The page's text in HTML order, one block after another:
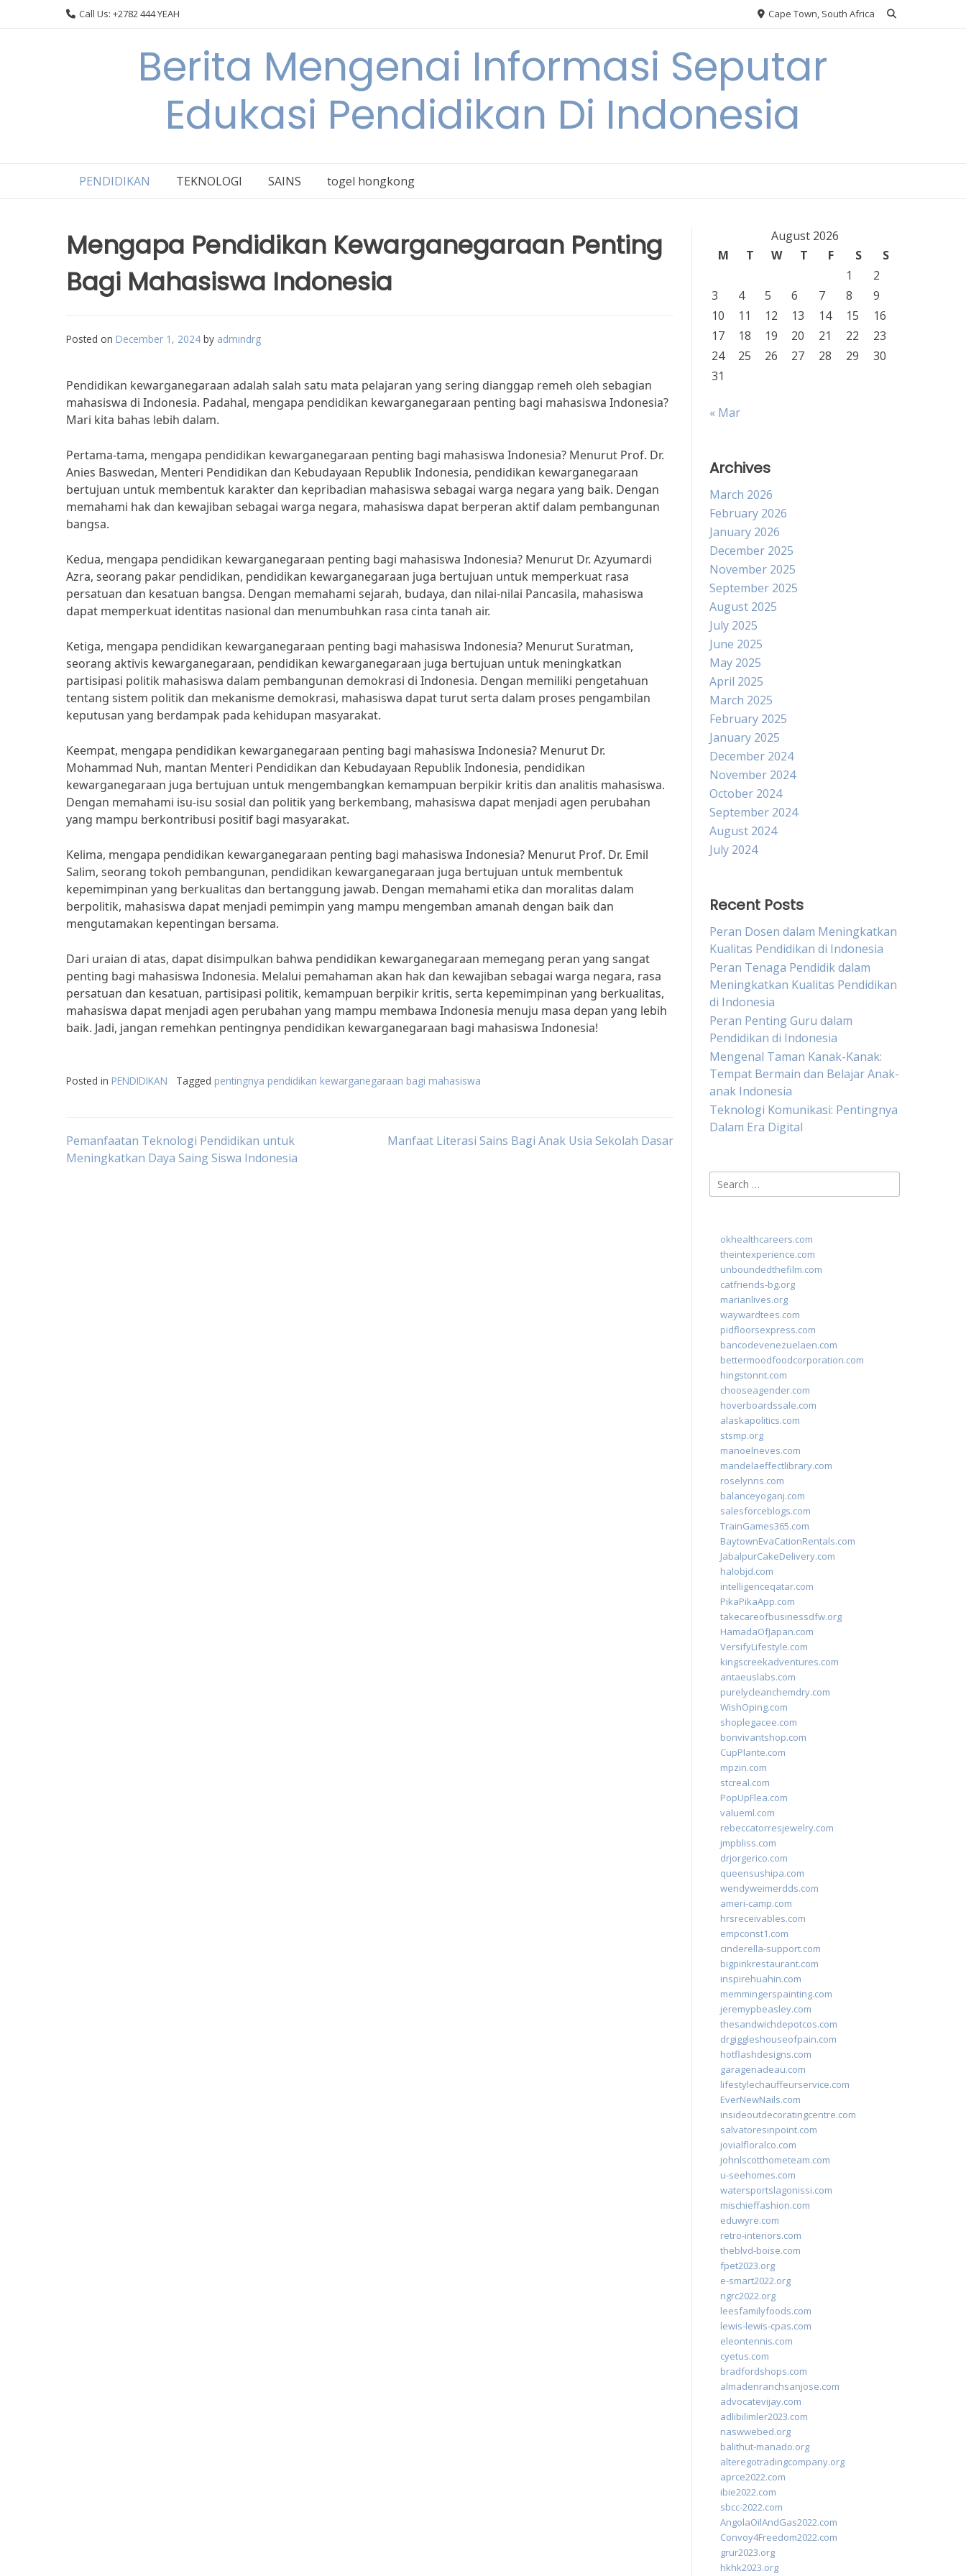
Call Us: +2782 444 YEAH Cape Town, South Africa
Berita Mengenai Informasi Seputar
Edukasi Pendidikan Di Indonesia
PENDIDIKAN TEKNOLOGI SAINS togel hongkong
Mengapa Pendidikan Kewarganegaraan Penting
Bagi Mahasiswa Indonesia
Posted on December 1, 2024 by admindrg
Pendidikan kewarganegaraan adalah salah satu mata pelajaran yang sering dianggap remeh oleh sebagian
mahasiswa di Indonesia. Padahal, mengapa pendidikan kewarganegaraan penting bagi mahasiswa Indonesia?
Mari kita bahas lebih dalam.
Pertama-tama, mengapa pendidikan kewarganegaraan penting bagi mahasiswa Indonesia? Menurut Prof. Dr.
Anies Baswedan, Menteri Pendidikan dan Kebudayaan Republik Indonesia, pendidikan kewarganegaraan
bertujuan untuk membentuk karakter dan kepribadian mahasiswa sebagai warga negara yang baik. Dengan
memahami hak dan kewajiban sebagai warga negara, mahasiswa dapat berperan aktif dalam pembangunan
bangsa.
Kedua, mengapa pendidikan kewarganegaraan penting bagi mahasiswa Indonesia? Menurut Dr. Azyumardi
Azra, seorang pakar pendidikan, pendidikan kewarganegaraan juga bertujuan untuk memperkuat rasa
persatuan dan kesatuan bangsa. Dengan memahami sejarah, budaya, dan nilai-nilai Pancasila, mahasiswa
dapat memperkuat identitas nasional dan menumbuhkan rasa cinta tanah air.
Ketiga, mengapa pendidikan kewarganegaraan penting bagi mahasiswa Indonesia? Menurut Suratman,
seorang aktivis kewarganegaraan, pendidikan kewarganegaraan juga bertujuan untuk meningkatkan
partisipasi politik mahasiswa dalam pembangunan demokrasi di Indonesia. Dengan memiliki pengetahuan
tentang sistem politik dan mekanisme demokrasi, mahasiswa dapat turut serta dalam proses pengambilan
keputusan yang berdampak pada kehidupan masyarakat.
Keempat, mengapa pendidikan kewarganegaraan penting bagi mahasiswa Indonesia? Menurut Dr.
Mohammad Nuh, mantan Menteri Pendidikan dan Kebudayaan Republik Indonesia, pendidikan
kewarganegaraan juga bertujuan untuk mengembangkan kemampuan berpikir kritis dan analitis mahasiswa.
Dengan memahami isu-isu sosial dan politik yang berkembang, mahasiswa dapat menjadi agen perubahan
yang mampu berkontribusi positif bagi masyarakat.
Kelima, mengapa pendidikan kewarganegaraan penting bagi mahasiswa Indonesia? Menurut Prof. Dr. Emil
Salim, seorang tokoh pembangunan, pendidikan kewarganegaraan juga bertujuan untuk membentuk
kepemimpinan yang berkualitas dan bertanggung jawab. Dengan memahami etika dan moralitas dalam
berpolitik, mahasiswa dapat menjadi pemimpin yang mampu mengemban amanah dengan baik dan
mengutamakan kepentingan bersama.
Dari uraian di atas, dapat disimpulkan bahwa pendidikan kewarganegaraan memegang peran yang sangat
penting bagi mahasiswa Indonesia. Melalui pemahaman akan hak dan kewajiban sebagai warga negara, rasa
persatuan dan kesatuan, partisipasi politik, kemampuan berpikir kritis, serta kepemimpinan yang berkualitas,
mahasiswa dapat menjadi agen perubahan yang mampu membawa Indonesia menuju masa depan yang lebih
baik. Jadi, jangan remehkan pentingnya pendidikan kewarganegaraan bagi mahasiswa Indonesia!
Posted in PENDIDIKAN Tagged pentingnya pendidikan kewarganegaraan bagi mahasiswa
Post
Pemanfaatan Teknologi Pendidikan untuk
Meningkatkan Daya Saing Siswa Indonesia
Manfaat Literasi Sains Bagi Anak Usia Sekolah Dasar
August 2026
M
T W T F S
S
1
2
3
4 5 6 7 8
9
10
11 12 13 14 15
16
17
18 19 20 21 22
23
24
25 26 27 28 29
30
31
« Mar
Archives
March 2026
February 2026
January 2026
December 2025
November 2025
September 2025
August 2025
July 2025
June 2025
May 2025
April 2025
March 2025
February 2025
January 2025
December 2024
November 2024
October 2024
September 2024
August 2024
July 2024
Recent Posts
Peran Dosen dalam Meningkatkan
Kualitas Pendidikan di Indonesia
Peran Tenaga Pendidik dalam
Meningkatkan Kualitas Pendidikan
di Indonesia
Peran Penting Guru dalam
Pendidikan di Indonesia
Mengenal Taman Kanak-Kanak:
Tempat Bermain dan Belajar Anak-
anak Indonesia
Teknologi Komunikasi: Pentingnya
Dalam Era Digital
Search
for:
okhealthcareers.com
theintexperience.com
unboundedthefilm.com
catfriends-bg.org
marianlives.org
waywardtees.com
pidfloorsexpress.com
bancodevenezuelaen.com
bettermoodfoodcorporation.com
hingstonnt.com
chooseagender.com
hoverboardssale.com
alaskapolitics.com
stsmp.org
manoelneves.com
mandelaeffectlibrary.com
roselynns.com
balanceyoganj.com
salesforceblogs.com
TrainGames365.com
BaytownEvaCationRentals.com
JabalpurCakeDelivery.com
halobjd.com
intelligenceqatar.com
PikaPikaApp.com
takecareofbusinessdfw.org
HamadaOfJapan.com
VersifyLifestyle.com
kingscreekadventures.com
antaeuslabs.com
purelycleanchemdry.com
WishOping.com
shoplegacee.com
bonvivantshop.com
CupPlante.com
mpzin.com
stcreal.com
PopUpFlea.com
valueml.com
rebeccatorresjewelry.com
jmpbliss.com
drjorgerico.com
queensushipa.com
wendyweimerdds.com
ameri-camp.com
hrsreceivables.com
empconst1.com
cinderella-support.com
bigpinkrestaurant.com
inspirehuahin.com
memmingerspainting.com
jeremypbeasley.com
thesandwichdepotcos.com
drgiggleshouseofpain.com
hotflashdesigns.com
garagenadeau.com
lifestylechauffeurservice.com
EverNewNails.com
insideoutdecoratingcentre.com
salvatoresinpoint.com
jovialfloralco.com
johnlscotthometeam.com
u-seehomes.com
watersportslagonissi.com
mischieffashion.com
eduwyre.com
retro-interiors.com
theblvd-boise.com
fpet2023.org
e-smart2022.org
ngrc2022.org
leesfamilyfoods.com
lewis-lewis-cpas.com
eleontennis.com
cyetus.com
bradfordshops.com
almadenranchsanjose.com
advocatevijay.com
adlibilimler2023.com
naswwebed.org
balithut-manado.org
alteregotradingcompany.org
aprce2022.com
ibie2022.com
sbcc-2022.com
AngolaOilAndGas2022.com
Convoy4Freedom2022.com
grur2023.org
hkhk2023.org